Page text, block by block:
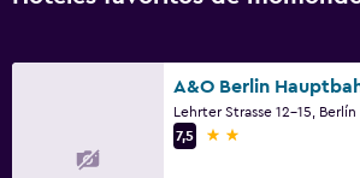
Lehrter Strasse 12-15, Berlín
7,5
2 estrellas